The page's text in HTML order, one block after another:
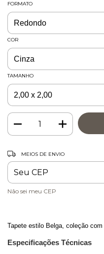
FORMATO
COR
TAMANHO
Entregas para o CEP:
MEIOS DE ENVIO
Não sei meu CEP
Tapete estilo Belga, coleção com
Especificações Técnicas